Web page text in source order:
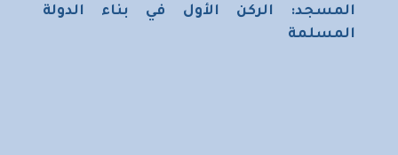
المسجد: الركن الأول في بناء الدولة
المسلمة